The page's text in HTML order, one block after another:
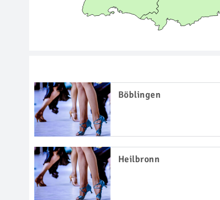
Böblingen
Heilbronn